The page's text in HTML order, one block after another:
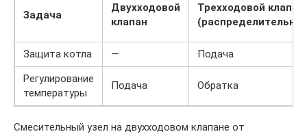
Задача
Двухходовой
клапан
Трехходовой клапан
Защита котла —
Подача
Регулирование
температуры
Подача Обратка
Смесительный узел на двухходовом клапане от